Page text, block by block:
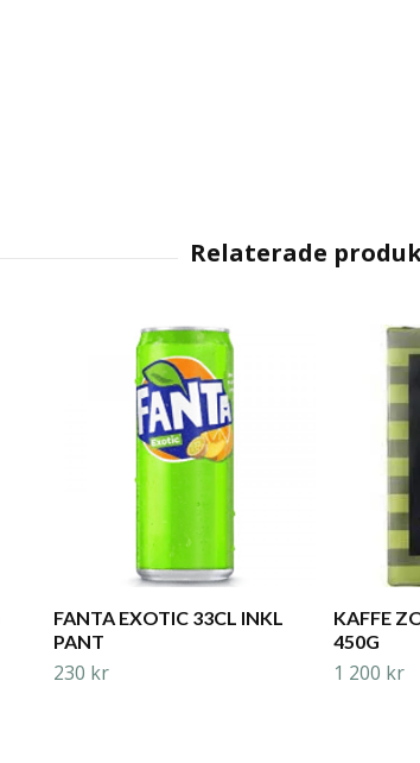
FANTA EXOTIC 33CL INKL
PANT
230 kr
KAFFE
450G
1 200 kr